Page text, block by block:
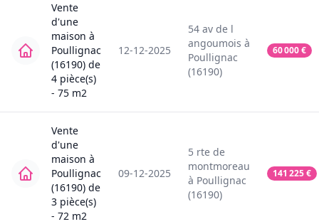
Vente
d'une
maison à
Poullignac
(16190) de
4 pièce(s)
- 75 m2
12-12-2025
54 av de l
angoumois à
Poullignac
(16190)
60 000€
Vente
d'une
maison à
Poullignac
(16190) de
3 pièce(s)
- 72 m2
09-12-2025
5 rte de
montmoreau
à Poullignac
(16190)
141 225€